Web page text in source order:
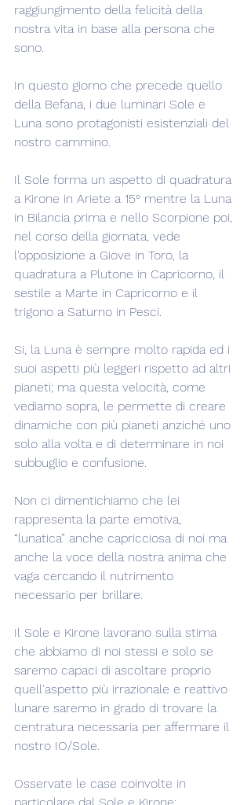
raggiungimento della felicità della
nostra vita in base alla persona che
sono.
In questo giorno che precede quello
della Befana, i due luminari Sole e
Luna sono protagonisti esistenziali del
nostro cammino.
Il Sole forma un aspetto di quadratura
a Kirone in Ariete a 15° mentre la Luna
in Bilancia prima e nello Scorpione poi,
nel corso della giornata, vede
l'opposizione a Giove in Toro, la
quadratura a Plutone in Capricorno, il
sestile a Marte in Capricorno e il
trigono a Saturno in Pesci.
Si, la Luna è sempre molto rapida ed i
suoi aspetti più leggeri rispetto ad altri
pianeti; ma questa velocità, come
vediamo sopra, le permette di creare
dinamiche con più pianeti anziché uno
solo alla volta e di determinare in noi
subbuglio e confusione.
Non ci dimentichiamo che lei
rappresenta la parte emotiva,
“lunatica” anche capricciosa di noi ma
anche la voce della nostra anima che
vaga cercando il nutrimento
necessario per brillare.
Il Sole e Kirone lavorano sulla stima
che abbiamo di noi stessi e solo se
saremo capaci di ascoltare proprio
quell'aspetto più irrazionale e reattivo
lunare saremo in grado di trovare la
centratura necessaria per affermare il
nostro IO/Sole.
Osservate le case coinvolte in